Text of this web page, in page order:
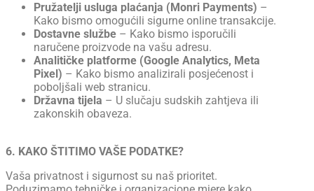
Pružatelji usluga plaćanja (Monri Payments) –
Kako bismo omogućili sigurne online transakcije.
Dostavne službe – Kako bismo isporučili
naručene proizvode na vašu adresu.
Analitičke platforme (Google Analytics, Meta
Pixel) – Kako bismo analizirali posjećenost i
poboljšali web stranicu.
Državna tijela – U slučaju sudskih zahtjeva ili
zakonskih obaveza.
6. KAKO ŠTITIMO VAŠE PODATKE?
Vaša privatnost i sigurnost su naš prioritet.